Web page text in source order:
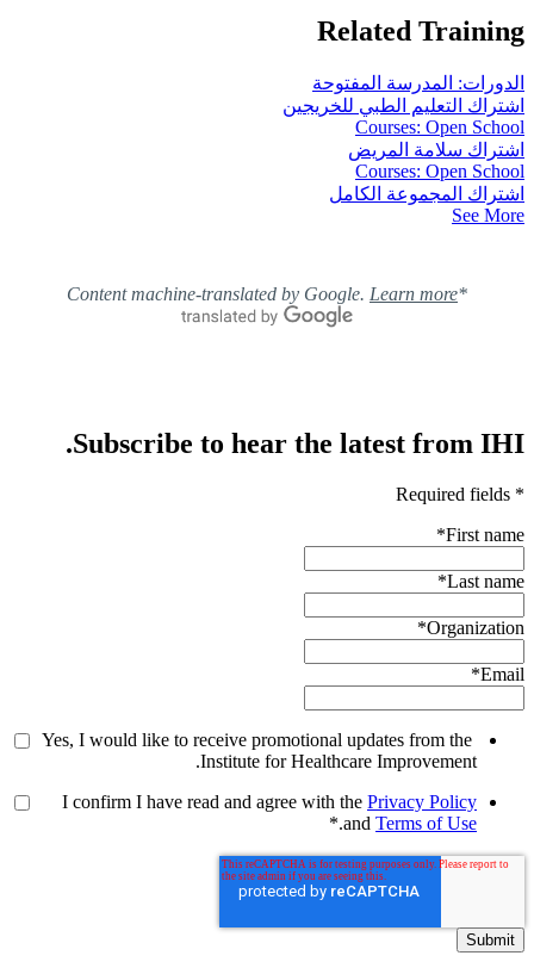
Related Training
الدورات: المدرسة المفتوحة
اشتراك التعليم الطبي للخريجين
Courses: Open School
اشتراك سلامة المريض
Courses: Open School
اشتراك المجموعة الكامل
See More
*Content machine-translated by Google.
Learn more
Subscribe to hear the latest from IHI.
* Required fields
First name
*
Last name
*
Organization
*
Email
*
Yes, I would like to receive promotional updates from the
Institute for Healthcare Improvement.
I confirm I have read and agree with the Privacy Policy
and Terms of Use
.
*